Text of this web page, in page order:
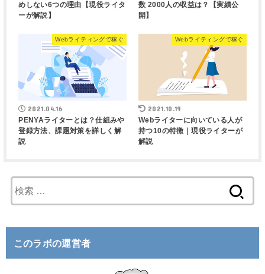
めしない6つの理由【現役ライタ
ーが解説】
数 2000人の収益は？【実績公
開】
Webライティングで稼ぐ
2021.04.16
PENYAライターとは？仕組みや
登録方法、課題対策を詳しく解
説
Webライティングで稼ぐ
2021.10.19
Webライターに向いている人が
持つ10の特徴｜現役ライターが
解説
索
このラボの運営者